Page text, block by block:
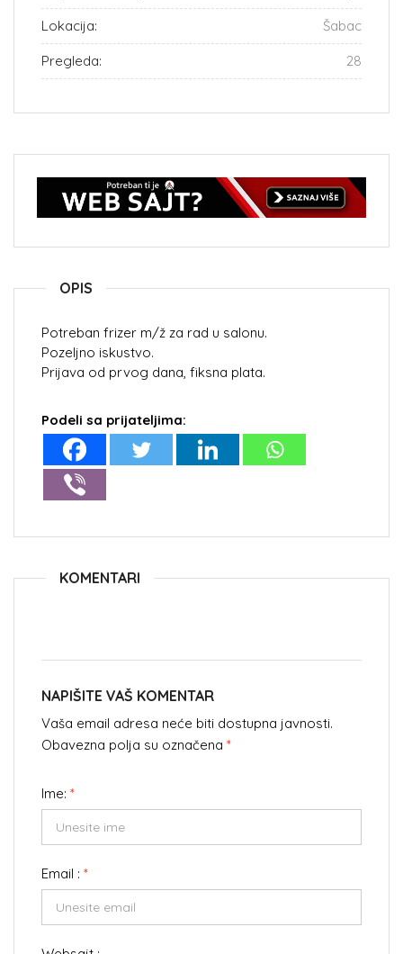
Lokacija: Šabac
Pregleda: 28
OPIS
Potreban frizer m/ž za rad u salonu.
Pozeljno iskustvo.
Prijava od prvog dana, fiksna plata.
Podeli sa prijateljima:
KOMENTARI
NAPIŠITE VAŠ KOMENTAR
Vaša email adresa neće biti dostupna javnosti.
Obavezna polja su označena *
Ime: *
Email : *